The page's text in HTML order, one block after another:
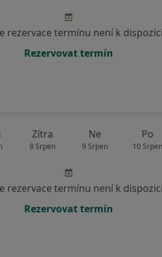
rezervace termínu není k dispozici
Rezervovat termín
Zítra
8 Srpen
Ne
9 Srpen
Po
10 Srpen
rezervace termínu není k dispozici
Rezervovat termín